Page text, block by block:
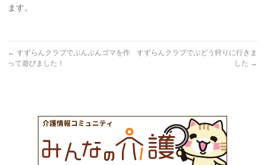
ます。
← すずらんクラブでぶんぶんゴマを作
って遊びました！
すずらんクラブでぶどう狩りに行きま
した →